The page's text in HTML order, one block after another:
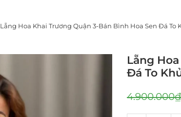
Lẵng Hoa Khai Trương Quận 3-Bán Bình Hoa Sen Đá To
Lẵng
Đá To
4.900.000₫